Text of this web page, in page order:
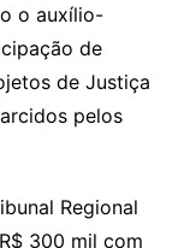
o auxílio-
de
de Justiça
pelos
Regional
300 mil com